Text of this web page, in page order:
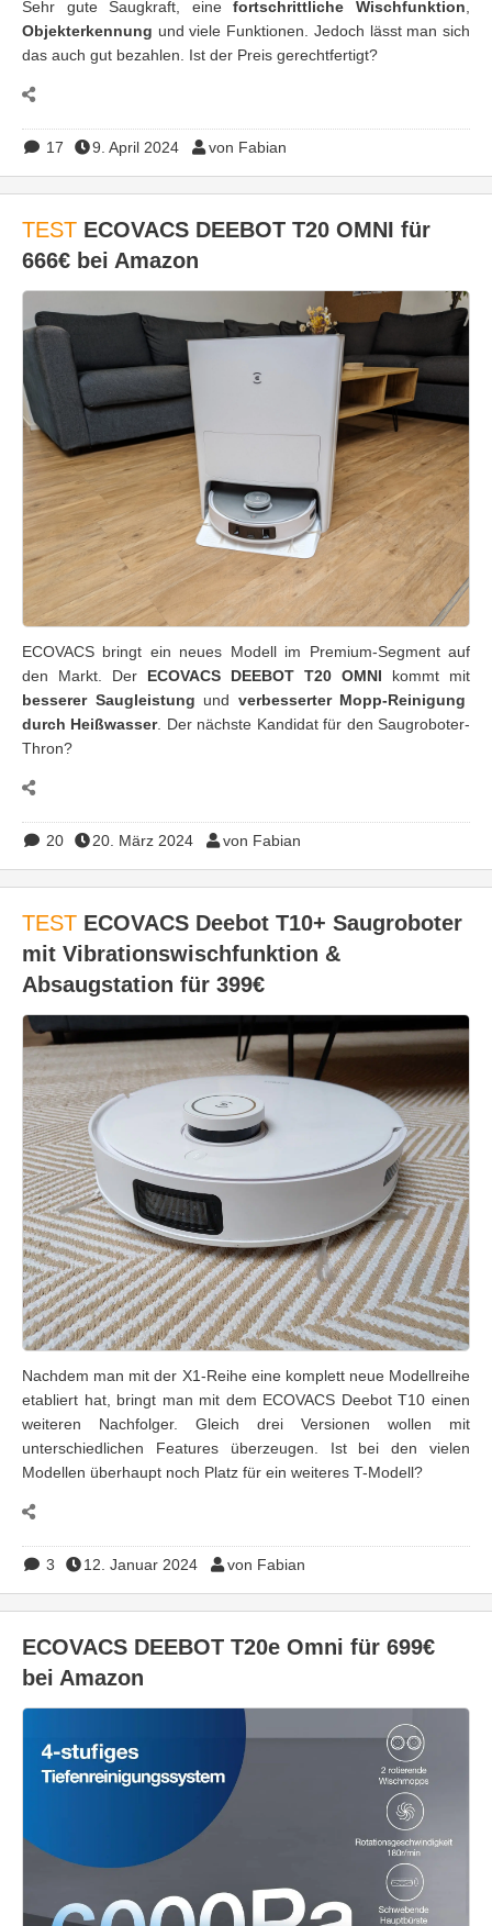
Sehr gute Saugkraft, einefortschrittliche Wischfunktion
Objekterkennung und viele Funktionen. Jedoch lässt man sich
das auch gut bezahlen. Ist der Preis gerechtfertigt?
17 9. April 2024 von Fabian
TEST ECOVACS DEEBOT T20 OMNI für
666€ bei Amazon
ECOVACS bringt ein neues Modell im Premium-Segment auf
den Markt. Der ECOVACS DEEBOT T20 OMNI kommt mit
besserer Saugleistung und verbesserter Mopp-Reinigung
durch Heißwasser. Der nächste Kandidat für den Saugroboter-
Thron?
20 20. März 2024 von Fabian
TEST ECOVACS Deebot T10+ Saugroboter
mit Vibrationswischfunktion &
Absaugstation für 399€
Nachdem man mit der X1-Reihe eine komplett neue Modellreihe
etabliert hat, bringt man mit dem ECOVACS Deebot T10 einen
weiteren Nachfolger. Gleich drei Versionen wollen mit
unterschiedlichen Features überzeugen. Ist bei den vielen
Modellen überhaupt noch Platz für ein weiteres T-Modell?
3 12. Januar 2024 von Fabian
ECOVACS DEEBOT T20e Omni für 699€
bei Amazon